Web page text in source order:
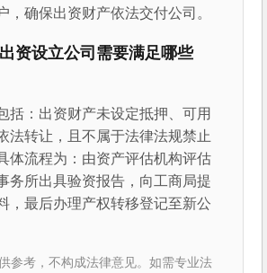
，确保出资财产依法交付公司。
资设立公司需要满足哪些
括：出资财产未设定抵押、可用
法转让，且不属于法律法规禁止
体流程为：由资产评估机构评估
务所出具验资报告，向工商局提
，最后办理产权转移登记至新公
参考，不构成法律意见。如需专业法